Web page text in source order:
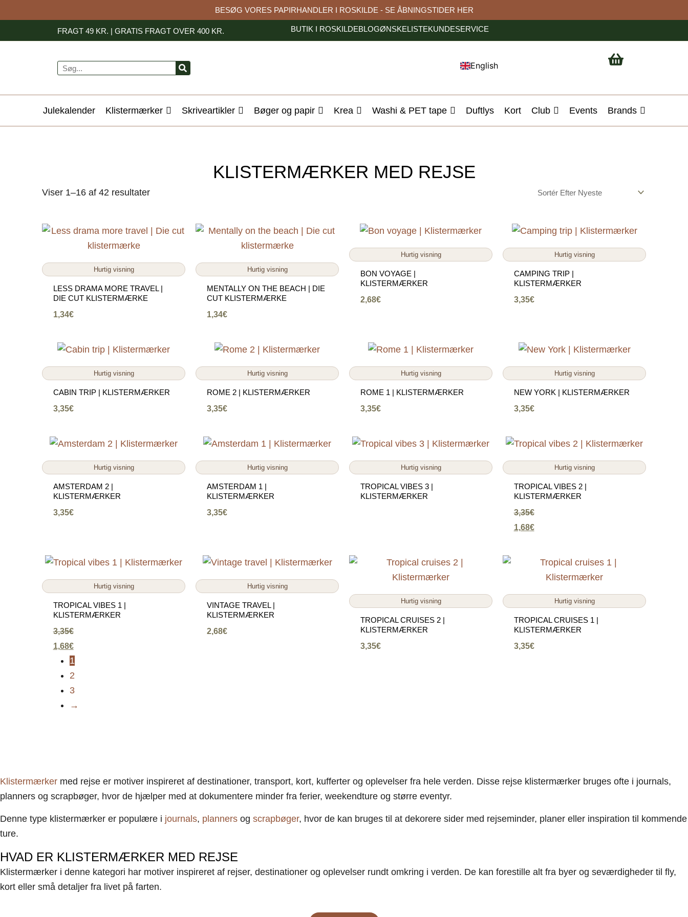
til
BESØG VORES PAPIRHANDLER I ROSKILDE - SE ÅBNINGSTIDER HER
FRAGT 49 KR. | GRATIS FRAGT OVER 400 KR. BUTIK I ROSKILDEBLOGØNSKELISTEKUNDESERVICE
Søg English
Julekalender Klistermærker Skriveartikler Bøger og papir Krea Washi & PET tape Duftlys Kort Club Events Brands
KLISTERMÆRKER MED REJSE
Viser 1–16 af 42 resultaterSorteret
Hurtig visning
LESS DRAMA MORE TRAVEL |
DIE CUT KLISTERMÆRKE
1,34€
Hurtig visning
MENTALLY ON THE BEACH | DIE
CUT KLISTERMÆRKE
1,34€
Hurtig visning
BON VOYAGE |
KLISTERMÆRKER
2,68€
Hurtig visning
CAMPING TRIP |
KLISTERMÆRKER
3,35€
Hurtig visning
CABIN TRIP | KLISTERMÆRKER
3,35€
Hurtig visning
ROME 2 | KLISTERMÆRKER
3,35€
Hurtig visning
ROME 1 | KLISTERMÆRKER
3,35€
Hurtig visning
NEW YORK | KLISTERMÆRKER
3,35€
Hurtig visning
AMSTERDAM 2 |
KLISTERMÆRKER
3,35€
Hurtig visning
AMSTERDAM 1 |
KLISTERMÆRKER
3,35€
Hurtig visning
TROPICAL VIBES 3 |
KLISTERMÆRKER
Hurtig visning
TROPICAL VIBES 2 |
KLISTERMÆRKER
3,35€
1,68€
Hurtig visning
TROPICAL VIBES 1 |
KLISTERMÆRKER
3,35€
1,68€
Hurtig visning
VINTAGE TRAVEL |
KLISTERMÆRKER
2,68€
Hurtig visning
TROPICAL CRUISES 2 |
KLISTERMÆRKER
3,35€
Hurtig visning
TROPICAL CRUISES 1 |
KLISTERMÆRKER
3,35€
1
2
3
→
Klistermærker med rejse er motiver inspireret af destinationer, transport, kort, kufferter og oplevelser fra hele verden. Disse rejse klistermærker bruges ofte i journals,
planners og scrapbøger, hvor de hjælper med at dokumentere minder fra ferier, weekendture og større eventyr.
Denne type klistermærker er populære i journals, planners og scrapbøger, hvor de kan bruges til at dekorere sider med rejseminder, planer eller inspiration til kommende
ture.
HVAD ER KLISTERMÆRKER MED REJSE
Klistermærker i denne kategori har motiver inspireret af rejser, destinationer og oplevelser rundt omkring i verden. De kan forestille alt fra byer og seværdigheder til fly,
kort eller små detaljer fra livet på farten.